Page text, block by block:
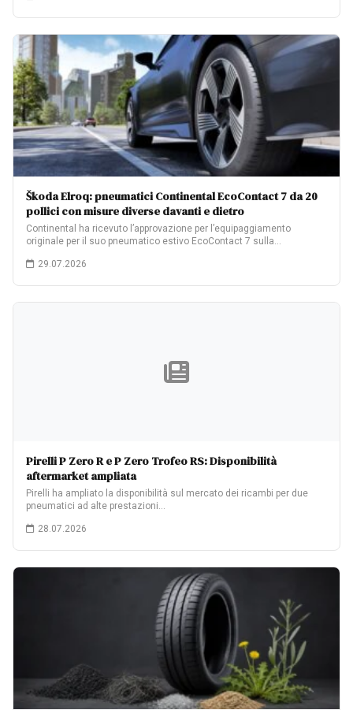
Škoda Elroq: pneumatici Continental EcoContact 7 da 20
pollici con misure diverse davanti e dietro
Continental ha ricevuto l’approvazione per l’equipaggiamento
originale per il suo pneumatico estivo EcoContact 7 sulla…
29.07.2026
Pirelli P Zero R e P Zero Trofeo RS: Disponibilità
aftermarket ampliata
Pirelli ha ampliato la disponibilità sul mercato dei ricambi per due
pneumatici ad alte prestazioni…
28.07.2026